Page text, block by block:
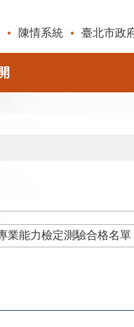
陳情系統 臺北市政
業能力檢定測驗合格名單